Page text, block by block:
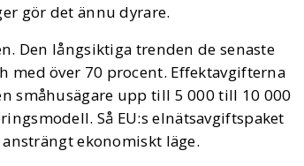
gör det ännu dyrare.
Den långsiktiga trenden de senaste
med över 70 procent. Effektavgifterna
småhusägare upp till 5 000 till 10 000
Så EU:s elnätsavgiftspaket
ekonomiskt läge.